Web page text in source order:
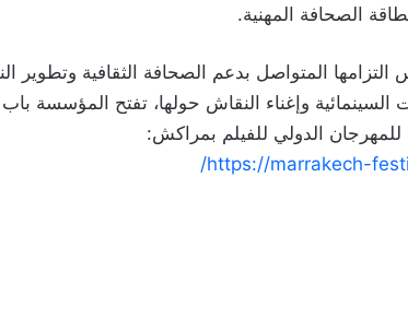
الصحافة المهنية.
المتواصل بدعم الصحافة الثقافية وتطوير
للمهرجان الدولي للفيلم بمراكش:
https://marrakech-